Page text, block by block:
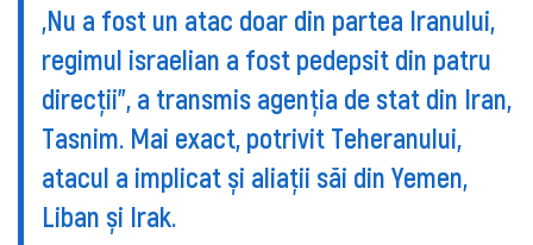
„Nu a fost un atac doar din partea Iranului,
regimul israelian a fost pedepsit din patru
direcții”, a transmis agenția de stat din Iran,
Tasnim. Mai exact, potrivit Teheranului,
atacul a implicat și aliații săi din Yemen,
Liban și Irak.